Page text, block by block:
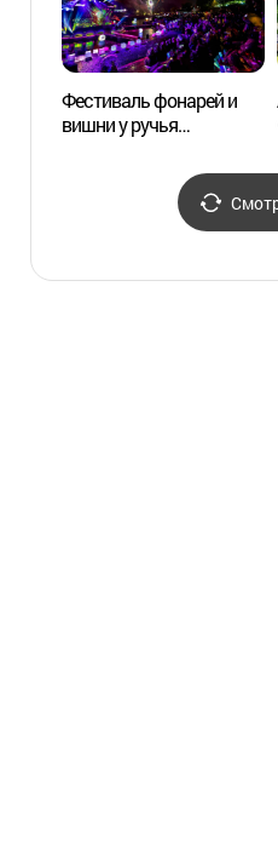
Фестиваль фонарей и
вишни у ручья